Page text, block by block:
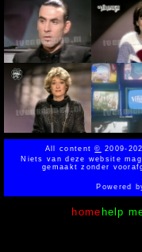
All content© 2009-
Niets van deze website
gemaakt zonder
Powered
home help